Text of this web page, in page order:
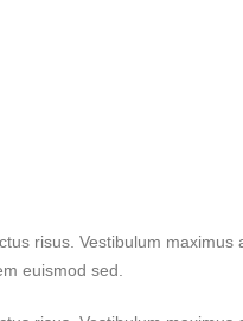
risus. Vestibulum
euismod sed.